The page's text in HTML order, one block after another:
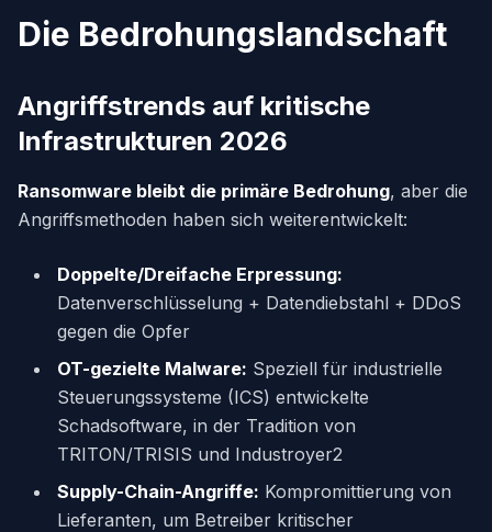
Die Bedrohungslandschaft
Angriffstrends auf kritische
Infrastrukturen 2026
Ransomware bleibt die primäre Bedrohung, aber die
Angriffsmethoden haben sich weiterentwickelt:
Doppelte/Dreifache Erpressung:
Datenverschlüsselung + Datendiebstahl + DDoS
gegen die Opfer
OT-gezielte Malware: Speziell für industrielle
Steuerungssysteme (ICS) entwickelte
Schadsoftware, in der Tradition von
TRITON/TRISIS und Industroyer2
Supply-Chain-Angriffe: Kompromittierung von
Lieferanten, um Betreiber kritischer